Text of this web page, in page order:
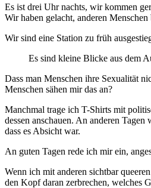
Es ist drei Uhr nachts, wir kommen
Wir haben gelacht, anderen
Wir sind eine Station zu früh
Es sind kleine Blicke aus dem
Dass man Menschen ihre Sexualität
Menschen sähen mir das an?
Manchmal trage ich T-Shirts mit
dessen anschauen. An anderen
dass es Absicht war.
An guten Tagen rede ich mir ein,
Wenn ich mit anderen sichtbar
den Kopf daran zerbrechen, welches